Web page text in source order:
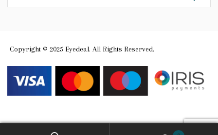
Copyright © 2025 Eyedeal. All Rights Reserved.